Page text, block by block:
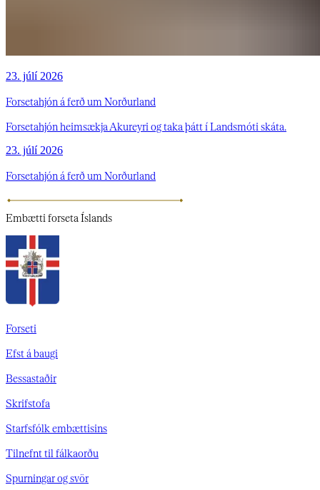
23. júlí 2026
Forsetahjón á ferð um Norðurland
Forsetahjón heimsækja Akureyri og taka þátt í Landsmóti skáta.
23. júlí 2026
Forsetahjón á ferð um Norðurland
Embætti forseta Íslands
Forseti
Efst á baugi
Bessastaðir
Skrifstofa
Starfsfólk embættisins
Tilnefnt til fálkaorðu
Spurningar og svör